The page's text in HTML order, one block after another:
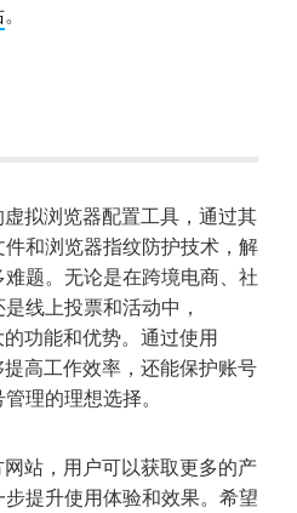
。
拟浏览器配置工具，通过其
和浏览器指纹防护技术，解
题。无论是在跨境电商、社
线上投票和活动中，
功能和优势。通过使用
高工作效率，还能保护账号
理的理想选择。
站，用户可以获取更多的产
提升使用体验和效果。希望